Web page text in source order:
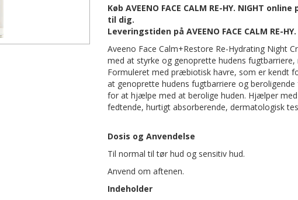
Køb AVEENO FACE CALM RE-HY. NIGHT
til dig.
Leveringstiden på AVEENO FACE CALM RE-
Aveeno Face Calm+Restore Re-Hydrating Night
med at styrke og genoprette hudens
Formuleret med præbiotisk havre, som er kendt
at genoprette hudens fugtbarriere og
for at hjælpe med at berolige huden. Hjælper
fedtende, hurtigt absorberende, dermatologisk
Dosis og Anvendelse
Til normal til tør hud og sensitiv hud.
Anvend om aftenen.
Indeholder